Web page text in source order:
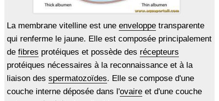
La membrane vitelline est une enveloppetransparente
qui renferme le jaune. Elle est composée principalement
de fibres protéiques et possède des récepteurs
protéiques nécessaires à la reconnaissance et à la
liaison des spermatozoïdes. Elle se compose d'une
couche interne déposée dans l'ovaireet d'une couche